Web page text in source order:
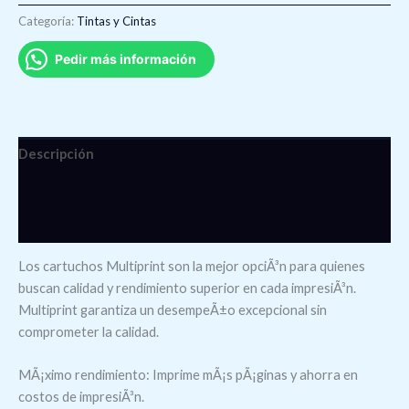
Categoría: Tintas y Cintas
Pedir más información
Descripción
Los cartuchos Multiprint son la mejor opciÃ³n para quienes
buscan calidad y rendimiento superior en cada impresiÃ³n.
Multiprint garantiza un desempeÃ±o excepcional sin
comprometer la calidad.
MÃ¡ximo rendimiento: Imprime mÃ¡s pÃ¡ginas y ahorra en
costos de impresiÃ³n.